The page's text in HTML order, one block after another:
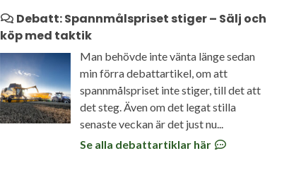
Debatt: Spannmålspriset stiger – Sälj och
köp med taktik
Man behövde inte vänta länge sedan
min förra debattartikel, om att
spannmålspriset inte stiger, till det att
det steg. Även om det legat stilla
senaste veckan är det just nu...
Se alla debattartiklar här